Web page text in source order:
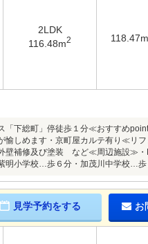
2LDK
116.48m2 118.47m
下総町」停徒歩１分≪おすすめ
愉しめます・京町屋カルテ有り≪リ
壁補修及び塗装 など≪周辺施設≫・
小学校…歩６分・加茂川中学校…歩
見学予約をする お